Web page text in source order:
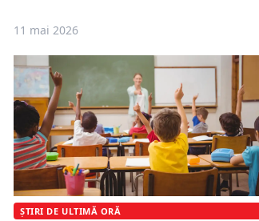
11 mai 2026
ȘTIRI DE ULTIMĂ ORĂ